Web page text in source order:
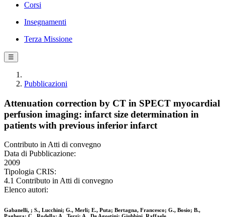
Corsi
Insegnamenti
Terza Missione
☰
Pubblicazioni
Attenuation correction by CT in SPECT myocardial
perfusion imaging: infarct size determination in
patients with previous inferior infarct
Contributo in Atti di convegno
Data di Pubblicazione:
2009
Tipologia CRIS:
4.1 Contributo in Atti di convegno
Elenco autori:
Gabanelli, ; S., Lucchini; G., Merli; E., Puta; Bertagna, Francesco; G., Bosio; B.,